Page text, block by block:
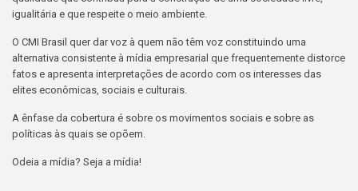
igualitária e que respeite o meio ambiente.
O CMI Brasil quer dar voz à quem não têm voz constituindo uma
alternativa consistente à mídia empresarial que frequentemente distorce
fatos e apresenta interpretações de acordo com os interesses das
elites econômicas, sociais e culturais.
A ênfase da cobertura é sobre os movimentos sociais e sobre as
políticas às quais se opõem.
Odeia a mídia? Seja a mídia!